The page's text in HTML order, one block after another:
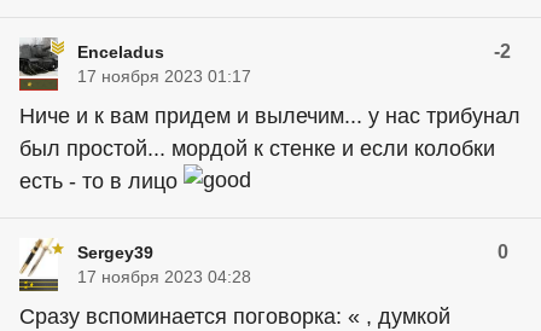
Enceladus -2
17 ноября 2023 01:17
Ниче и к вам придем и вылечим... у нас трибунал
был простой... мордой к стенке и если колобки
есть - то в лицо
Sergey39 0
17 ноября 2023 04:28
Сразу вспоминается поговорка: « , думкой